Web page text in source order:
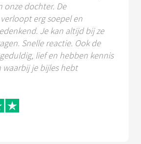
onze dochter. De
erg soepel en
Je kan altijd bij ze
Snelle reactie. Ook de
lief en hebben kennis
waarbij je bijles hebt